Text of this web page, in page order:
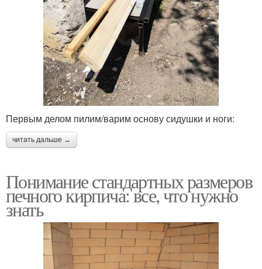
Первым делом пилим/варим основу сидушки и ноги:
читать дальше →
Понимание стандартных размеров
печного кирпича: все, что нужно
знать